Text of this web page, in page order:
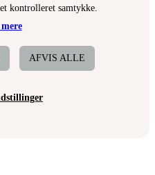
kontrolleret samtykke.
AFVIS ALLE